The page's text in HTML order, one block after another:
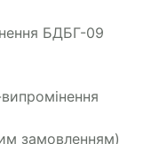
БДБГ-09
замовленням)